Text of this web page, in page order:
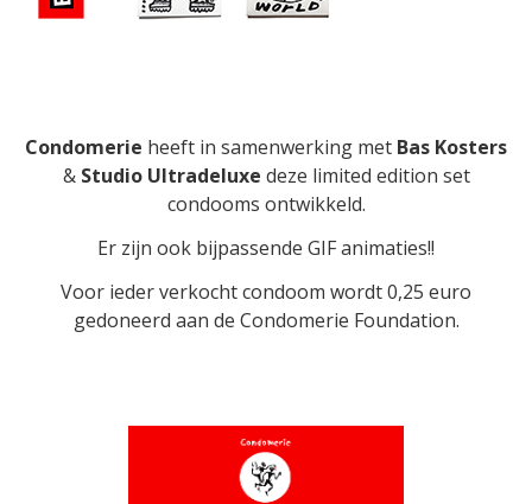
Condomerie heeft in samenwerking met Bas Kosters
& Studio Ultradeluxe deze limited edition set
condooms ontwikkeld.
Er zijn ook bijpassende GIF animaties!!
Voor ieder verkocht condoom wordt 0,25 euro
gedoneerd aan de Condomerie Foundation.